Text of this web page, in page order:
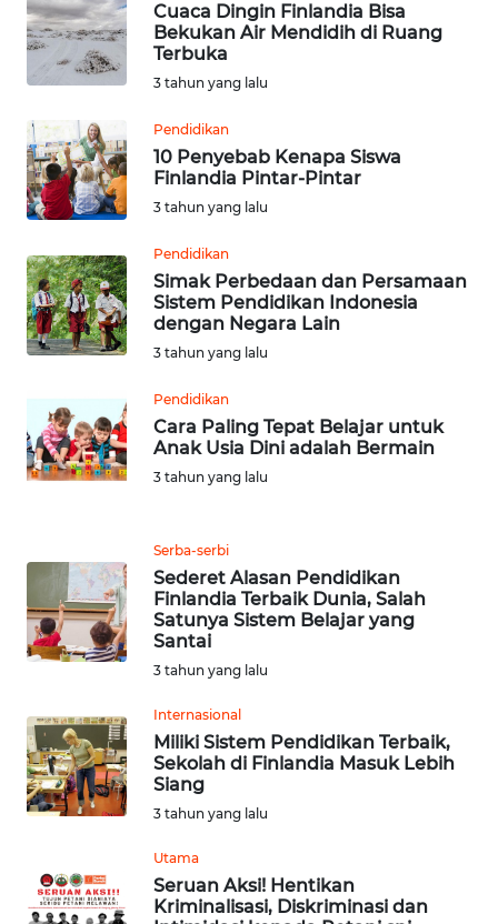
Cuaca Dingin Finlandia Bisa
Bekukan Air Mendidih di Ruang
Terbuka
3 tahun yang lalu
Pendidikan
10 Penyebab Kenapa Siswa
Finlandia Pintar-Pintar
3 tahun yang lalu
Pendidikan
Simak Perbedaan dan Persamaan
Sistem Pendidikan Indonesia
dengan Negara Lain
3 tahun yang lalu
Pendidikan
Cara Paling Tepat Belajar untuk
Anak Usia Dini adalah Bermain
3 tahun yang lalu
Serba-serbi
Sederet Alasan Pendidikan
Finlandia Terbaik Dunia, Salah
Satunya Sistem Belajar yang
Santai
3 tahun yang lalu
Internasional
Miliki Sistem Pendidikan Terbaik,
Sekolah di Finlandia Masuk Lebih
Siang
3 tahun yang lalu
Utama
Seruan Aksi! Hentikan
Kriminalisasi, Diskriminasi dan
REDAKSI
KARIR
DISCLAIMER
Wahana
News
WN
SUMUT
JAKARTA
WN
JABAR
BANTEN
WN
NTT
KEPRI
WN
PAPUA
PAPUA
BARAT